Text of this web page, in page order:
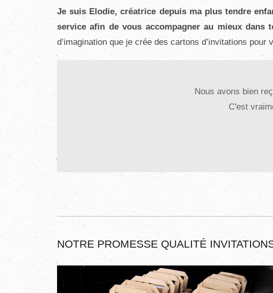
Je suis Elodie, créatrice depuis ma plus tendre
service afin de vous accompagner au mieux dans
d’imagination que je crée des cartons d’invitations
Nous avons bien reçu
Un grand merci pour le petit ours qui a rapidement
Les cartons partent cette semaine ils sont
NOTRE PROMESSE QUALITÉ